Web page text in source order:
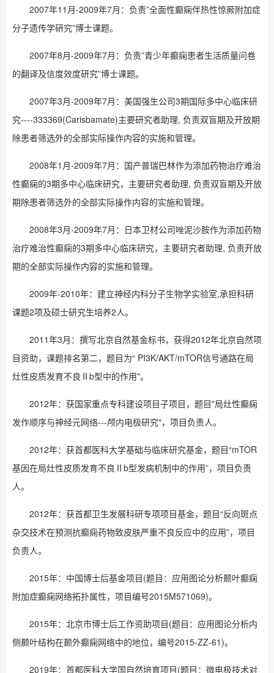
2007年11月-2009年7月：负责”全面性癫痫伴热性惊厥附加症
分子遗传学研究”博士课题。
2007年8月-2009年7月：负责”青少年癫痫患者生活质量问卷
的翻译及信度效度研究”博士课题。
2007年3月-2009年7月：美国强生公司3期国际多中心临床研
究----333369(Carisbamate)主要研究者助理, 负责双盲期及开放期
除患者筛选外的全部实际操作内容的实施和管理。
2008年1月-2009年7月：国产普瑞巴林作为添加药物治疗难治
性癫痫的3期多中心临床研究，主要研究者助理, 负责双盲期及开放
期除患者筛选外的全部实际操作内容的实施和管理。
2008年3月-2009年7月：日本卫材公司唑泥沙胺作为添加药物
治疗难治性癫痫的3期多中心临床研究，主要研究者助理, 负责开放
期的全部实际操作内容的实施和管理。
2009年-2010年：建立神经内科分子生物学实验室,承担科研
课题2项及硕士研究生培养2人。
2011年3月：撰写北京自然基金标书，获得2012年北京自然项
目资助，课题排名第二，题目为“ PI3K/AKT/mTOR信号通路在局
灶性皮质发育不良Ⅱb型中的作用"。
2012年：获国家重点专科建设项目子项目，题目"局灶性癫痫
发作顺序与神经元网络---颅内电极研究"，项目负责人。
2012年：获首都医科大学基础与临床研究基金，题目“mTOR
基因在局灶性皮质发育不良Ⅱb型发病机制中的作用”，项目负责
人。
2012年：获首都卫生发展科研专项项目基金，题目“反向斑点
杂交技术在预测抗癫痫药物致皮肤严重不良反应中的应用”，项目
负责人。
2015年：中国博士后基金项目(题目：应用图论分析颞叶癫痫
附加症癫痫网络拓扑属性，项目编号2015M571069)。
2015年：北京市博士后工作资助项目(题目：应用图论分析内
侧颞叶结构在颞外癫痫网络中的地位，编号2015-ZZ-61)。
2019年：首都医科大学国自然培育项目(题目：微电极技术对